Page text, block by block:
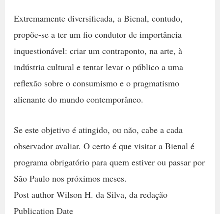
Extremamente diversificada, a Bienal, contudo,
propõe-se a ter um fio condutor de importância
inquestionável: criar um contraponto, na arte, à
indústria cultural e tentar levar o público a uma
reflexão sobre o consumismo e o pragmatismo
alienante do mundo contemporâneo.
Se este objetivo é atingido, ou não, cabe a cada
observador avaliar. O certo é que visitar a Bienal é
programa obrigatório para quem estiver ou passar por
São Paulo nos próximos meses.
Post author Wilson H. da Silva, da redação
Publication Date